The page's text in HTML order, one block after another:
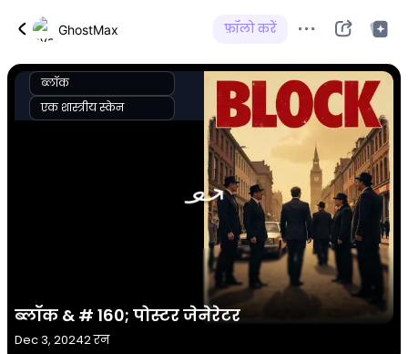
GhostMax फ़ॉलो करें
ब्लॉक
एक शास्त्रीय स्केन
ब्लॉक & # 160; पोस्टर जेनेरेटर
Dec 3, 20242 रन